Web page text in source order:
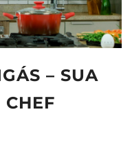
– SUA